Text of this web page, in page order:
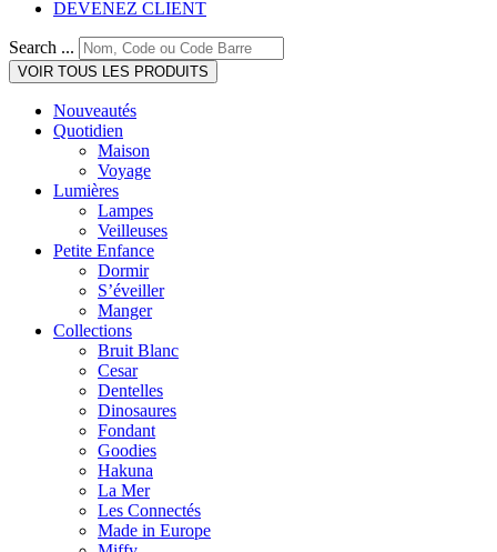
DEVENEZ CLIENT
Search ...
VOIR TOUS LES PRODUITS
Nouveautés
Quotidien
Maison
Voyage
Lumières
Lampes
Veilleuses
Petite Enfance
Dormir
S’éveiller
Manger
Collections
Bruit Blanc
Cesar
Dentelles
Dinosaures
Fondant
Goodies
Hakuna
La Mer
Les Connectés
Made in Europe